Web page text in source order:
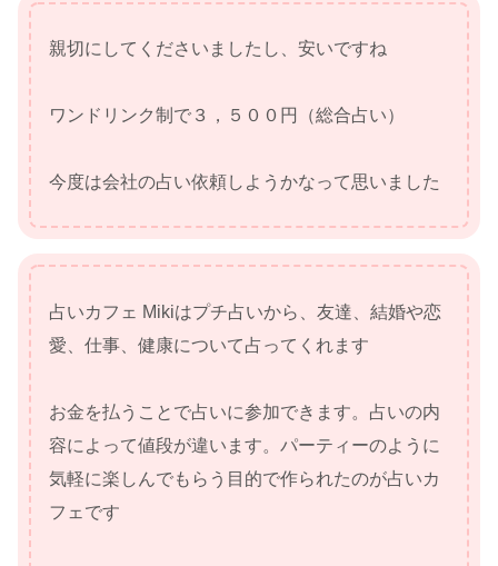
親切にしてくださいましたし、安いですね
ワンドリンク制で３，５００円（総合占い）
今度は会社の占い依頼しようかなって思いました
占いカフェ Mikiはプチ占いから、友達、結婚や恋
愛、仕事、健康について占ってくれます
お金を払うことで占いに参加できます。占いの内
容によって値段が違います。パーティーのように
気軽に楽しんでもらう目的で作られたのが占いカ
フェです